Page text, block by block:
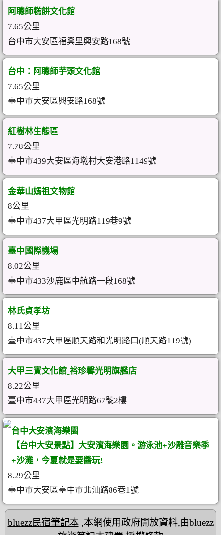
阿聰師糕餅文化館
7.65公里
台中市大安區福興里興安路168號
台中：阿聰師芋頭文化館
7.65公里
臺中市大安區興安路168號
紅樹林生態區
7.78公里
臺中市439大安區海墘村大安港路1149號
金華山媽祖文物館
8公里
臺中市437大甲區光明路119巷9號
臺中國際機場
8.02公里
臺中市433沙鹿區中航路一段168號
林氏貞孝坊
8.11公里
臺中市437大甲區順天路和光明路口(順天路119號)
大甲三寶文化館ˍ裕珍馨光明旗艦店
8.22公里
臺中市437大甲區光明路67號2樓
台中大安濱海樂園
【台中大安景點】大安濱海樂園。游泳池+沙雕音樂季
+沙灘，今夏就是要醬玩!
8.29公里
臺中市大安區臺中市北汕路86巷1號
bluezz民宿筆記本,本網使用政府開放資料,由bluezz